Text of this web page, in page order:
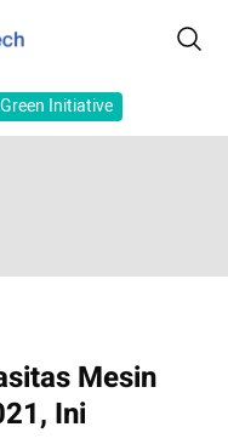
Green Initiative
Mesin
Ini